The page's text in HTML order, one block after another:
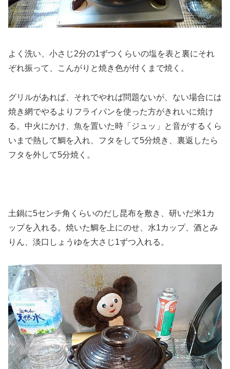
よく洗い、小さじ2分の1ずつくらいの塩を表と裏にそれ
ぞれ振って、こんがりと焼き色が付くまで焼く。
グリルがあれば、それでやれば問題ないが、ない場合には
焼き網でやるよりフライパンを使った方がきれいに焼け
る。中火にかけ、魚を置いた時「ジュッ」と音がするくら
いまで熱して鯛を入れ、フタをして5分焼き、裏返したら
フタを外して5分焼く。
土鍋に5センチ角くらいのだし昆布を敷き、研いだ米1カ
ップを入れる。焼いた鯛を上にのせ、水1カップ、酒とみ
りん、淡口しょうゆを大さじ1ずつ入れる。